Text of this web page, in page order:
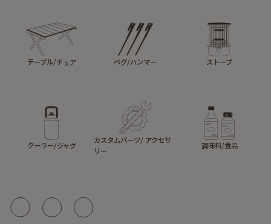
テーブル/チェア ペグ/ハンマー ストーブ
クーラー/ジャグ
カスタムパーツ/ アクセサ
リー
調味料/食品